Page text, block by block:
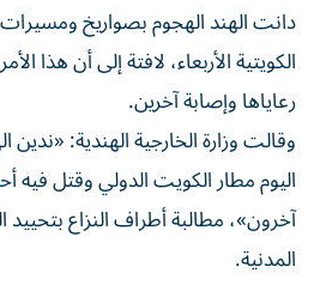
دانت الهند الهجوم بصواريخ ومسيرات
الكويتية الأربعاء، لافتة إلى أن
رعاياها وإصابة آخرين.
وقالت وزارة الخارجية الهندية:
اليوم مطار الكويت الدولي وقتل فيه
آخرون»، مطالبة أطراف النزاع بتحييد
المدنية.